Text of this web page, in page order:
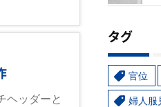
ヘッダーと
タグ
官位
婦人服